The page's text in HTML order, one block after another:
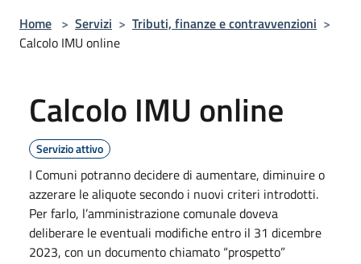
Home > Servizi > Tributi, finanze e contravvenzioni >
Calcolo IMU online
Calcolo IMU online
Servizio attivo
I Comuni potranno decidere di aumentare, diminuire o
azzerare le aliquote secondo i nuovi criteri introdotti.
Per farlo, l’amministrazione comunale doveva
deliberare le eventuali modifiche entro il 31 dicembre
2023, con un documento chiamato “prospetto”